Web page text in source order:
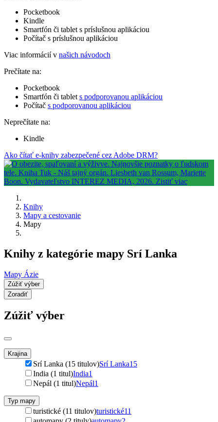
Pocketbook
Kindle
Smartfón či tablet s príslušnou aplikáciou
Počítač s príslušnou aplikáciou
Viac informácií v našich návodoch
Prečítate na:
Pocketbook
Smartfón či tablet s podporovanou aplikáciou
Počítač s podporovanou aplikáciou
Neprečítate na:
Kindle
Ako čítať e-knihy zabezpečené cez Adobe DRM?
Knihy
Mapy a cestovanie
Mapy
Knihy z kategórie mapy Srí Lanka
Mapy Ázie
Zúžiť výber
Zoradiť
Zúžiť výber
Krajina
Srí Lanka (15 titulov)Srí Lanka15
India (1 titul)India1
Nepál (1 titul)Nepál1
Typ mapy
turistické (11 titulov)turistické11